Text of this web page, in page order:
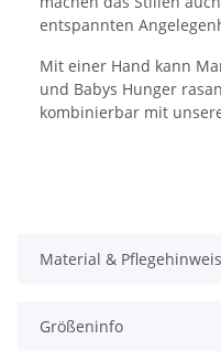
entspannten
Mit einer Hand kann
und Babys Hunger
kombinierbar mit
Material & Pflegehinweis
Größeninfo